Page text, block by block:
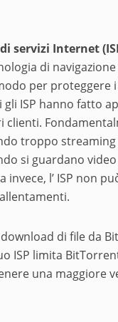
servizi Internet
di
per proteggere
ISP hanno fatto
clienti.
troppo streaming
si guardano
l’ ISP non
di file da
ISP limita
una maggiore